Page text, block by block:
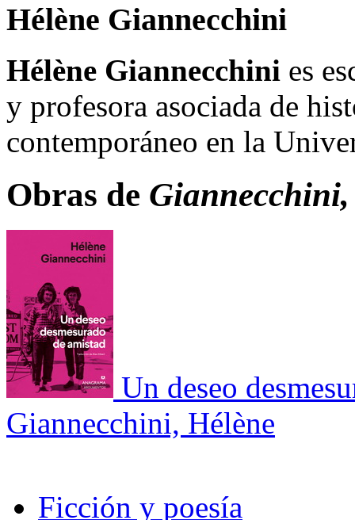
Hélène Giannecchini
Hélène Giannecchini es
y profesora asociada de
contemporáneo en la
Obras de
Un deseo
Giannecchini, Hélène
Ficción y poesía